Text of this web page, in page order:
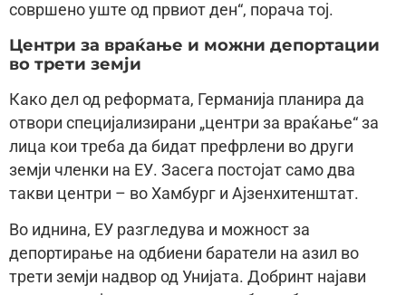
совршено уште од првиот ден“, порача тој.
Центри за враќање и можни депортации
во трети земји
Како дел од реформата, Германија планира да
отвори специјализирани „центри за враќање“ за
лица кои треба да бидат префрлени во други
земји членки на ЕУ. Засега постојат само два
такви центри – во Хамбург и Ајзенхитенштат.
Во иднина, ЕУ разгледува и можност за
депортирање на одбиени баратели на азил во
трети земји надвор од Унијата. Добринт најави